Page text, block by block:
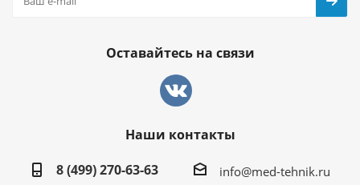
Оставайтесь на связи
Наши контакты
8 (499) 270-63-63
info@med-tehnik.ru